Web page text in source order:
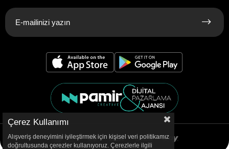
Çerez Kullanımı
Alışveriş deneyimini iyileştirmek için kişisel veri politikamız
doğrultusunda çerezler kullanıyoruz. Çerezlerle ilgili